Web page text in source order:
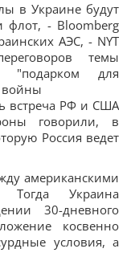
в Украине будут
флот, - Bloomberg
АЭС, - NYT
темы
"подарком для
войны
встреча РФ и США
говорили, в
Россия ведет
американскими
Тогда Украина
30-дневного
косвенно
условия, а